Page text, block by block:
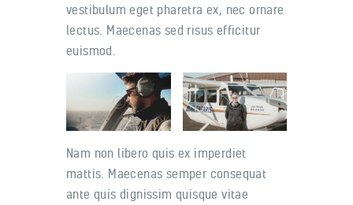
vestibulum eget pharetra ex, nec ornare
lectus. Maecenas sed risus efficitur
euismod.
Nam non libero quis ex imperdiet
mattis. Maecenas semper consequat
ante quis dignissim quisque vitae